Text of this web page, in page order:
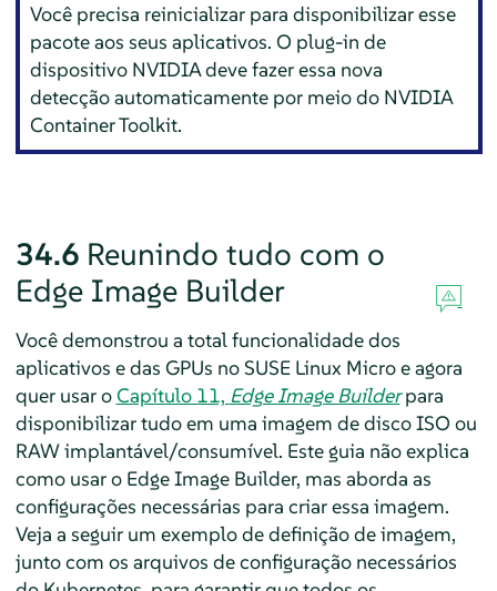
Você precisa reinicializar para disponibilizar esse
pacote aos seus aplicativos. O plug-in de
dispositivo NVIDIA deve fazer essa nova
detecção automaticamente por meio do NVIDIA
Container Toolkit.
34.6 Reunindo tudo com o
Edge Image Builder
Você demonstrou a total funcionalidade dos
aplicativos e das GPUs no SUSE Linux Micro e agora
quer usar oCapítulo 11, Edge Image Builderpara
disponibilizar tudo em uma imagem de disco ISO ou
RAW implantável/consumível. Este guia não explica
como usar o Edge Image Builder, mas aborda as
configurações necessárias para criar essa imagem.
Veja a seguir um exemplo de definição de imagem,
junto com os arquivos de configuração necessários